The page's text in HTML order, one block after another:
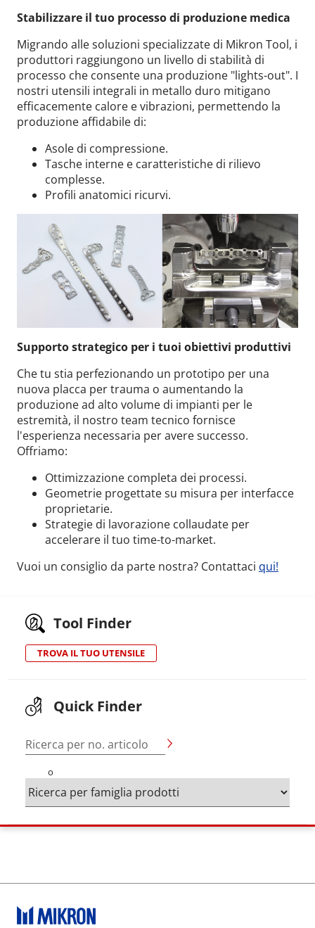
Stabilizzare il tuo processo di produzione medica
Migrando alle soluzioni specializzate di Mikron Tool, i
produttori raggiungono un livello di stabilità di
processo che consente una produzione "lights-out". I
nostri utensili integrali in metallo duro mitigano
efficacemente calore e vibrazioni, permettendo la
produzione affidabile di:
Asole di compressione.
Tasche interne e caratteristiche di rilievo
complesse.
Profili anatomici ricurvi.
Supporto strategico per i tuoi obiettivi produttivi
Che tu stia perfezionando un prototipo per una
nuova placca per trauma o aumentando la
produzione ad alto volume di impianti per le
estremità, il nostro team tecnico fornisce
l'esperienza necessaria per avere successo.
Offriamo:
Ottimizzazione completa dei processi.
Geometrie progettate su misura per interfacce
proprietarie.
Strategie di lavorazione collaudate per
accelerare il tuo time-to-market.
Vuoi un consiglio da parte nostra? Contattaci qui!
Tool Finder
TROVA IL TUO UTENSILE
Quick Finder
Ricerca per no. articolo
o